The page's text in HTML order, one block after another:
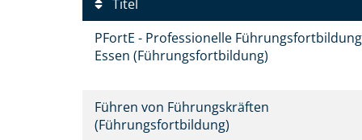
Titel
PFortE - Professionelle Führungsfortbildung
Essen (Führungsfortbildung)
Führen von Führungskräften
(Führungsfortbildung)